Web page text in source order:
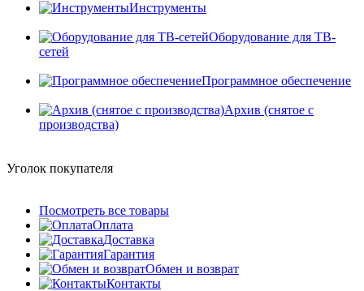
Инструменты
Оборудование для ТВ-
сетей
Программное обеспечение
Архив (снятое с
производства)
Уголок покупателя
Посмотреть все товары
Оплата
Доставка
Гарантия
Обмен и возврат
Контакты